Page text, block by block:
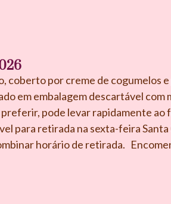
coberto por creme de cogumelos
em embalagem descartável com
pode levar rapidamente ao
para retirada na sexta-feira Santa
horário de retirada.